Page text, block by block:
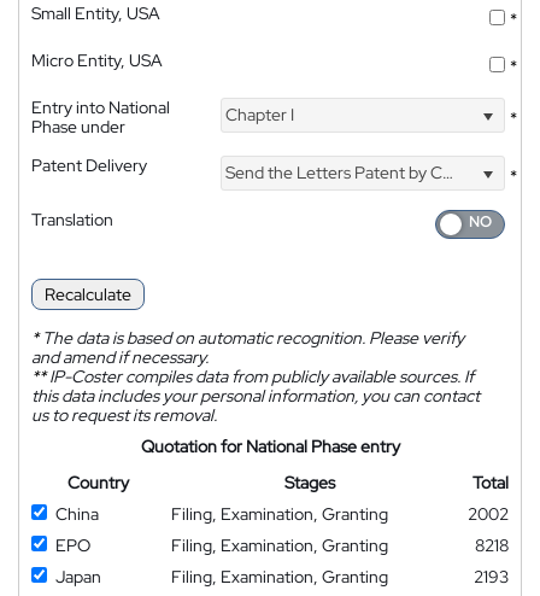
Small Entity, USA
*
Micro Entity, USA
*
Entry into National
Phase under
Chapter I *
Patent Delivery Send the Letters Patent by Courier
*
Translation
Recalculate
*The data is based on automatic recognition. Please verify
and amend if necessary.
**IP-Coster compiles data from publicly available sources. If
this data includes your personal information, you can contact
us to request its removal.
Quotation for National Phase entry
Country
Stages
Total
China
Filing, Examination, Granting
2002
EPO
Filing, Examination, Granting
8218
Japan
Filing, Examination, Granting
2193